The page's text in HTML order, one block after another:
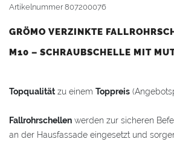
Artikelnummer807200076
GRÖMO VERZINKTE
M10 – SCHRAUBSCHELLE MIT
Topqualität zu einem Toppreis
Fallrohrschellen werden zur sicheren
an der Hausfassade eingesetzt und